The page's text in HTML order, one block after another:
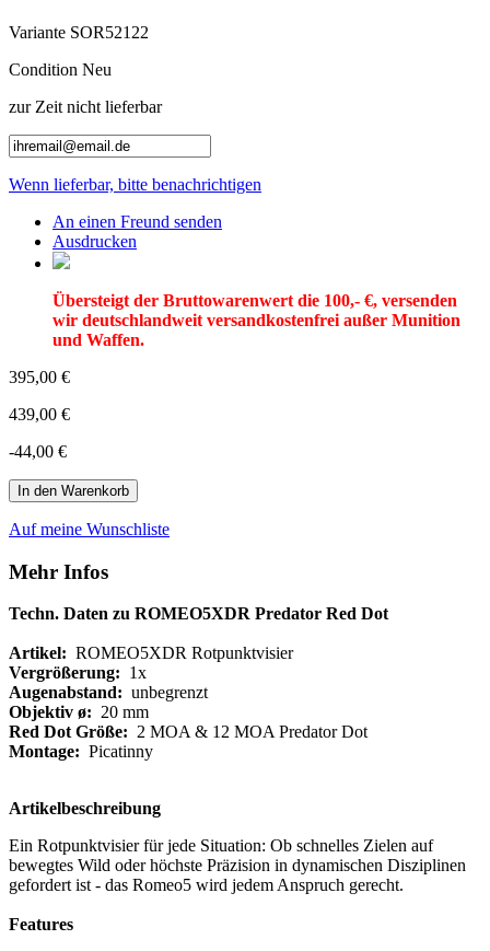
Variante SOR52122
Condition Neu
zur Zeit nicht lieferbar
Wenn lieferbar, bitte benachrichtigen
An einen Freund senden
Ausdrucken
Übersteigt der Bruttowarenwert die 100,- €, versenden
wir deutschlandweit versandkostenfrei außer Munition
und Waffen.
395,00 €
439,00 €
-44,00 €
In den Warenkorb
Auf meine Wunschliste
Mehr Infos
Techn. Daten zu ROMEO5XDR Predator Red Dot
Artikel: ROMEO5XDR Rotpunktvisier
Vergrößerung: 1x
Augenabstand: unbegrenzt
Objektiv ø: 20 mm
Red Dot Größe: 2 MOA & 12 MOA Predator Dot
Montage: Picatinny
Artikelbeschreibung
Ein Rotpunktvisier für jede Situation: Ob schnelles Zielen auf
bewegtes Wild oder höchste Präzision in dynamischen Disziplinen
gefordert ist - das Romeo5 wird jedem Anspruch gerecht.
Features